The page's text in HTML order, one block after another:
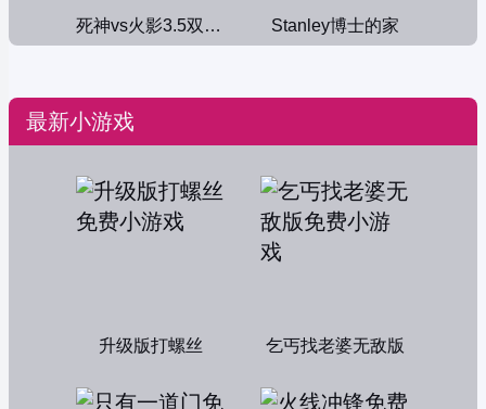
死神vs火影3.5双人版 Stanley博士的家
最新小游戏
升级版打螺丝 乞丐找老婆无敌版